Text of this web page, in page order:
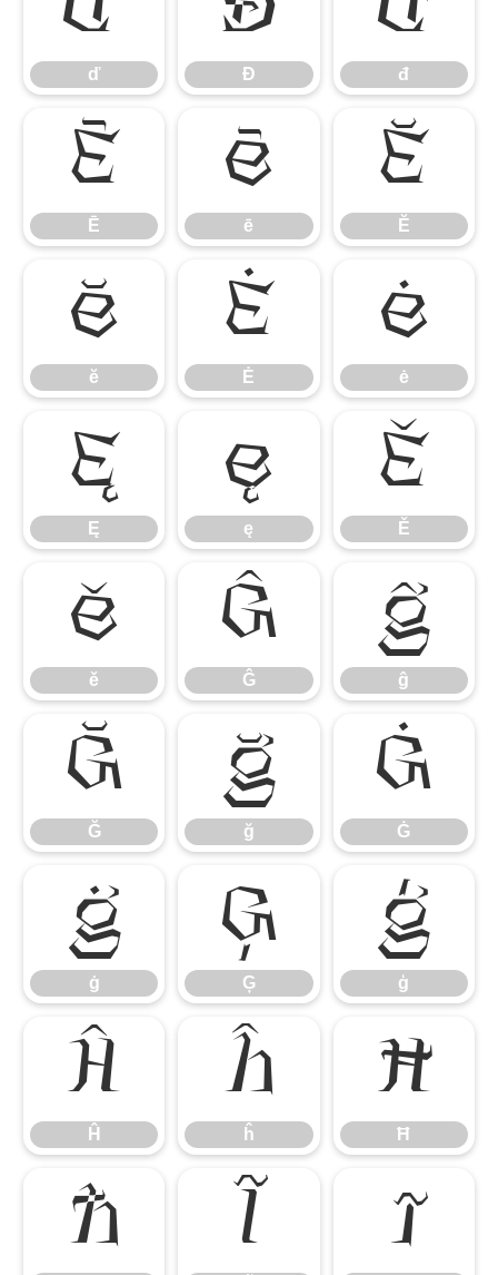
ď Đ đ
Ē
Ē
ē
ē
Ĕ
Ĕ
ĕ
ĕ
Ė
Ė
ė
ė
Ę
Ę
ę
ę
Ě
Ě
ě
ě
Ĝ
Ĝ
ĝ
ĝ
Ğ
Ğ
ğ
ğ
Ġ
Ġ
ġ
ġ
Ģ
Ģ
ģ
ģ
Ĥ
Ĥ
ĥ
ĥ
Ħ
Ħ
ħ Ĩ ĩ